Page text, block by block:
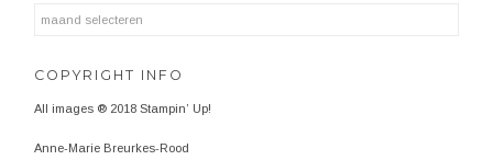
COPYRIGHT INFO
All images ® 2018 Stampin’ Up!
Anne-Marie Breurkes-Rood